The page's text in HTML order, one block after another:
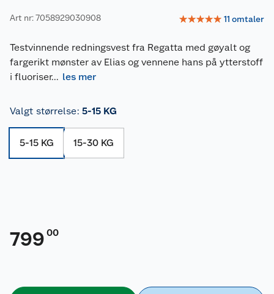
Art nr: 7058929030908 ☆☆☆☆☆ 11 omtaler
Testvinnende redningsvest fra Regatta med gøyalt og
fargerikt mønster av Elias og vennene hans på ytterstoff
i fluoriser... les mer
Valgt størrelse: 5-15 KG
5-15 KG 15-30 KG
799 00